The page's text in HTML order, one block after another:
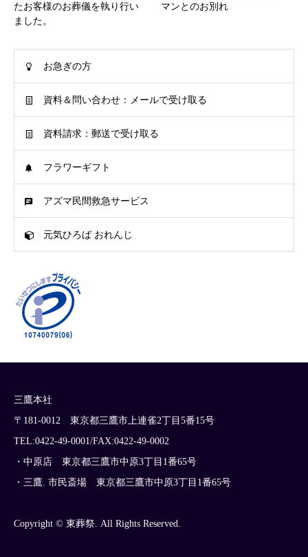
たお客様のお葬儀を執り行い
ました。
マンとのお別れ
お急ぎの方
資料＆問い合わせ：メールで受け取る
資料請求：郵送で受け取る
フラワーギフト
アズマ民間救急サービス
元気ひろば おれんじ
三鷹本社
〒181-0012 東京都三鷹市上連雀2丁目5番15号
TEL:0422-49-0001/FAX:0422-49-0002
・中原店 東京都三鷹市中原3丁目1番65号
・三鷹. 市民斎場 東京都三鷹市中原3丁目1番65号
Copyright © 東葬祭. All Rights Reserved.